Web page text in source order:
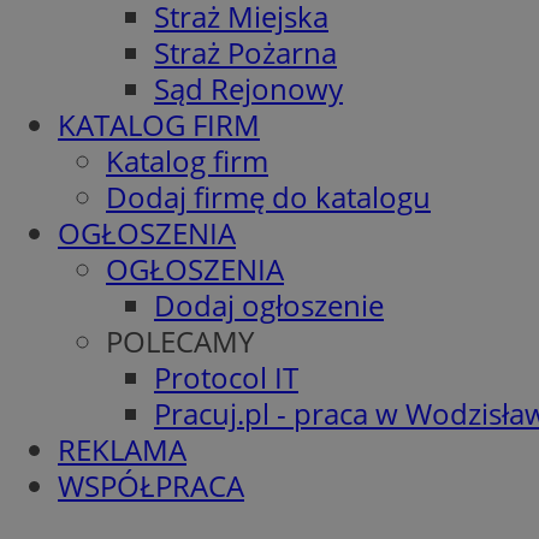
Straż Miejska
Straż Pożarna
Sąd Rejonowy
KATALOG FIRM
Katalog firm
Dodaj firmę do katalogu
OGŁOSZENIA
OGŁOSZENIA
Dodaj ogłoszenie
POLECAMY
Protocol IT
Pracuj.pl - praca w
REKLAMA
WSPÓŁPRACA